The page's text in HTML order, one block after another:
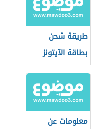
طريقة شحن
بطاقة الآيتونز
معلومات عن